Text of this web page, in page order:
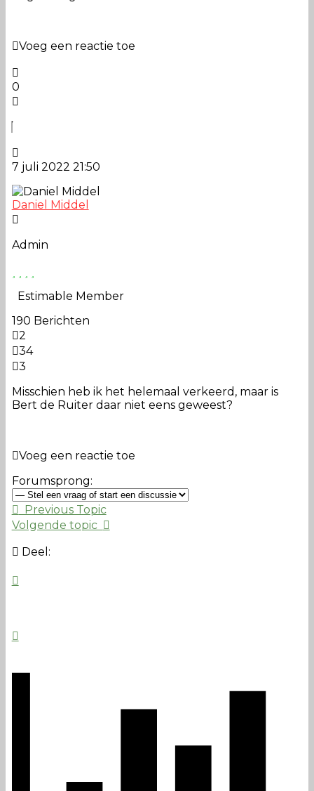
Voeg een reactie toe
0
7 juli 2022 21:50
Daniel Middel
Admin
Estimable Member
190 Berichten
2
34
3
Misschien heb ik het helemaal verkeerd, maar is
Bert de Ruiter daar niet eens geweest?
Voeg een reactie toe
Forumsprong:
Previous Topic
Volgende topic
Deel: